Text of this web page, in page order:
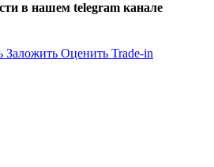
в нашем telegram канале
Заложить Оценить Trade-in